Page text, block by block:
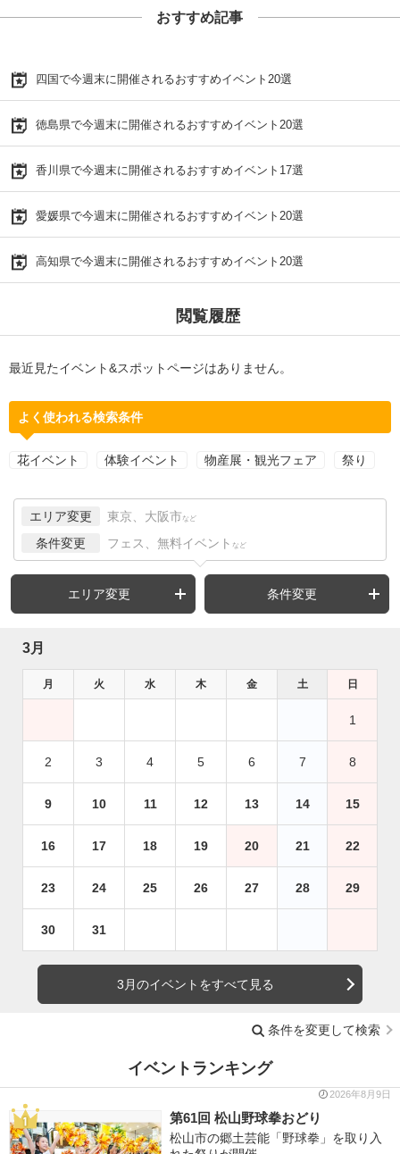
おすすめ記事
四国で今週末に開催されるおすすめイベント20選
徳島県で今週末に開催されるおすすめイベント20選
香川県で今週末に開催されるおすすめイベント17選
愛媛県で今週末に開催されるおすすめイベント20選
高知県で今週末に開催されるおすすめイベント20選
閲覧履歴
最近見たイベント&スポットページはありません。
よく使われる検索条件
花イベント 体験イベント 物産展・観光フェア 祭り
エリア変更 東京、大阪市 など
条件変更 フェス、無料イベント など
エリア変更 条件変更
3月
月 火 水 木 金 土 日
1
2 3 4 5 6 7 8
9 10 11 12 13 14 15
16 17 18 19 20 21 22
23 24 25 26 27 28 29
30 31
3月のイベントをすべて見る
条件を変更して検索
イベントランキング
2026年8月9日
第61回 松山野球拳おどり
松山市の郷土芸能「野球拳」を取り入